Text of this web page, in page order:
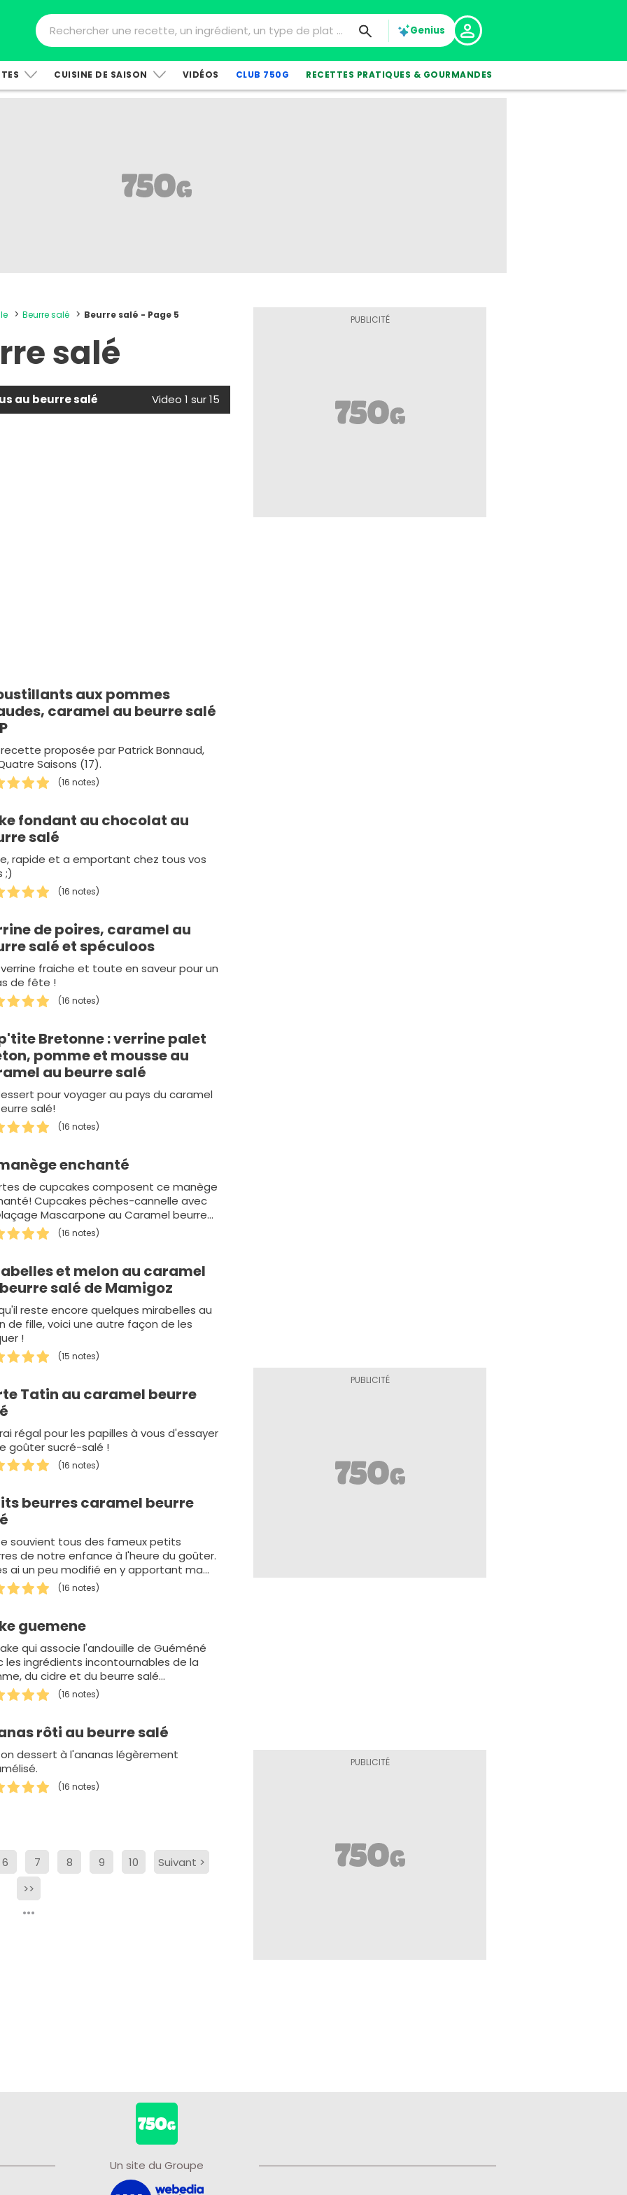
Genius
CUISINE DE SAISON VIDÉOS CLUB 750G RECETTES PRATIQUES & GOURMANDES
Beurre salé Beurre salé - Page 5
salé
au beurre salé Video 1 sur 15
aux pommes
caramel au beurre salé
proposée par Patrick Bonnaud,
Saisons (17).
(16 notes)
fondant au chocolat au
salé
rapide et a emportant chez tous vos
;)
(16 notes)
de poires, caramel au
salé et spéculoos
fraiche et toute en saveur pour un
de fête !
(16 notes)
Bretonne : verrine palet
pomme et mousse au
au beurre salé
pour voyager au pays du caramel
salé!
(16 notes)
enchanté
de cupcakes composent ce manège
Cupcakes pêches-cannelle avec
Mascarpone au Caramel beurre
chocobons avec un Glaçage
(16 notes)
et melon au caramel
salé de Mamigoz
reste encore quelques mirabelles au
de fille, voici une autre façon de les
!
(15 notes)
Tatin au caramel beurre
régal pour les papilles à vous d'essayer
goûter sucré-salé !
(16 notes)
beurres caramel beurre
souvient tous des fameux petits
de notre enfance à l'heure du goûter.
ai un peu modifié en y apportant ma
personnelle.
(16 notes)
guemene
qui associe l'andouille de Guéméné
les ingrédients incontournables de la
du cidre et du beurre salé
breton pour une saveur et un
(16 notes)
rôti au beurre salé
dessert à l'ananas légèrement
(16 notes)
6 7 8 9 10 Suivant >
>>
Un site du Groupe